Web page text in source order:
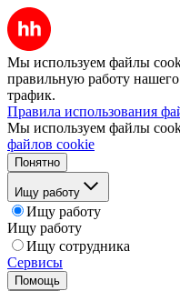
Мы используем файлы
правильную работу нашего
трафик.
Правила использования
Мы используем файлы
файлов cookie
Понятно
Ищу работу
Ищу работу
Ищу работу
Ищу сотрудника
Сервисы
Помощь